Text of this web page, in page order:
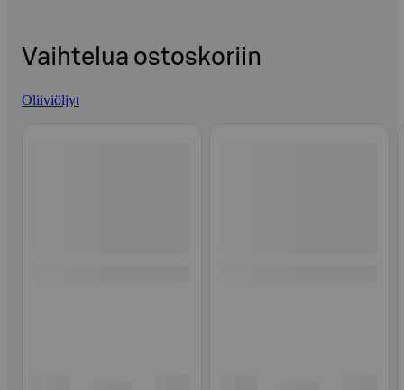
Vaihtelua ostoskoriin
Oliiviöljyt